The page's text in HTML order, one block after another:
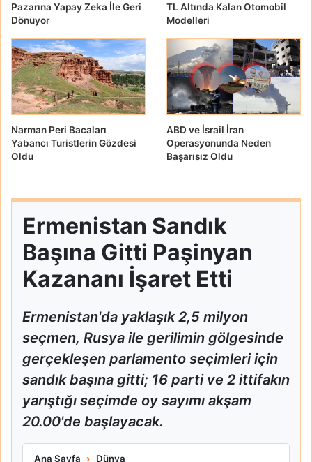
Pazarına Yapay Zeka İle Geri
Dönüyor
TL Altında Kalan Otomobil
Modelleri
Narman Peri Bacaları
Yabancı Turistlerin Gözdesi
Oldu
ABD ve İsrail İran
Operasyonunda Neden
Başarısız Oldu
Ermenistan Sandık
Başına Gitti Paşinyan
Kazananı İşaret Etti
Ermenistan'da yaklaşık 2,5 milyon
seçmen, Rusya ile gerilimin gölgesinde
gerçekleşen parlamento seçimleri için
sandık başına gitti; 16 parti ve 2 ittifakın
yarıştığı seçimde oy sayımı akşam
20.00'de başlayacak.
Ana Sayfa Dünya
Ermenistan Sandık Başına Gitti Paşinyan Kazananı İşaret